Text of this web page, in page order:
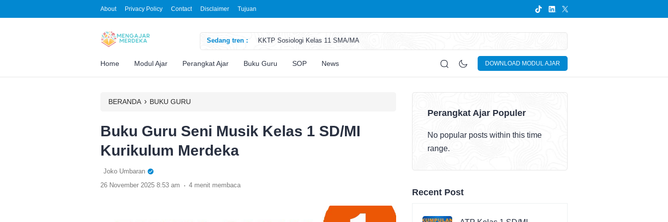
About Privacy Policy Contact Disclaimer Tujuan
Sedang tren :
KKTP Sosiologi Kelas 11 SMA/MA
ATP Seni Rupa Kelas 11 SMA/MA
ATP Sosiologi Kelas 11 SMA/MA
DOWNLOAD MODUL AJAR
Home Modul Ajar Perangkat Ajar Buku Guru SOP News
BERANDA › BUKU GURU
Buku Guru Seni Musik Kelas 1 SD/MI
Kurikulum Merdeka
Joko Umbaran
26 November 2025 8:53 am . 4 menit membaca
Perangkat Ajar Populer
No popular posts within this time
range.
Recent Post